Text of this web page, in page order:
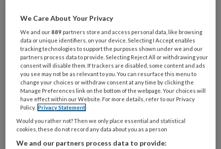
Wat
is
je
e-
mailadres?
* *
Kies
je
wachtwoord* *
Kies
je
functie *
We Care About Your Privacy
We and our889 partners store and access personal data, like browsing
data or unique identifiers, on your device. Selecting I Accept enables
tracking technologies to support the purposes shown under we and our
partners process data to provide. Selecting Reject All or withdrawing your
consent will disable them. If trackers are disabled, some content and ads
you see may not be as relevant to you. You can resurface this menu to
change your choices or withdraw consent at any time by clicking the
Manage Preferences link on the bottom of the webpage. Your choices will
have effect within our Website. For more details, refer to our Privacy
Policy. Privacy Statement
Would you rather not? Then we only place essential and statistical
cookies, these do not record any data about you as a person
We and our partners process data to provide: